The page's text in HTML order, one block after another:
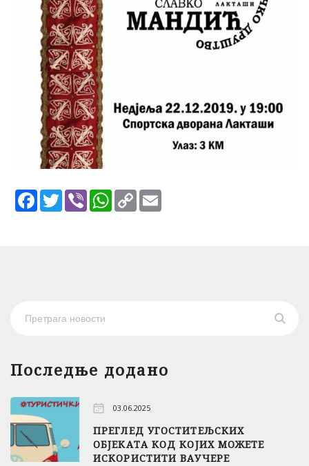
Facebook
TwitterViber WhatsApp
Copy
Link
Последње додано
03.06.2025
ПРЕГЛЕД УГОСТИТЕЉСКИХ
ОБЈЕКАТА КОД КОЈИХ МОЖЕТЕ
ИСКОРИСТИТИ ВАУЧЕРЕ